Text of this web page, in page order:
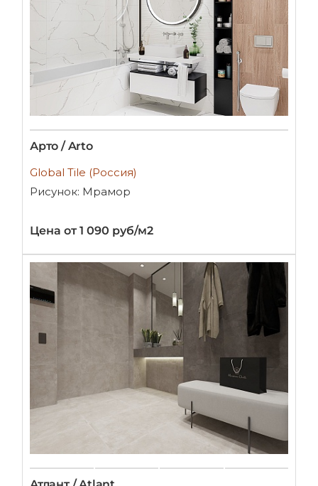
Арто / Arto
Global Tile (Россия)
Рисунок: Мрамор
Цена от 1 090 руб/м2